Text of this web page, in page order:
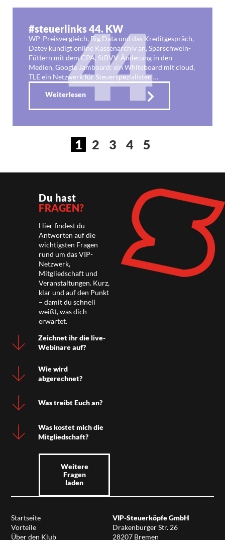
#steuerlinks 44. KW
WP-Preisvergleich, Big Data und das Kreditgespräch,
Datev kündigt online Kassenarchiv an, Sparschwein-
Füttern mit dem CPA, StBVV-Änderung in den
Medien, Google Jamboard: ein Whiteboard mit cloud,
TLE ein Netzwerk für Steuerspezialisten …
Weiterlesen
1 2 3 4 5
Du hast
FRAGEN?
Hier findest du
Antworten auf die
wichtigsten Fragen
rund um das VIP-
Netzwerk,
Mitgliedschaft und
Veranstaltungen. Kurz,
klar und auf den Punkt
– damit du schnell
weißt, was dich
erwartet.
Zeichnet ihr die live-
Webinare auf?
Wie wird
abgerechnet?
Was treibt Euch an?
Was kostet mich die
Mitgliedschaft?
Weitere
Fragen
laden
Startseite
Vorteile
Über den Klub
VIP-Steuerköpfe GmbH
Drakenburger Str. 26
28207 Bremen